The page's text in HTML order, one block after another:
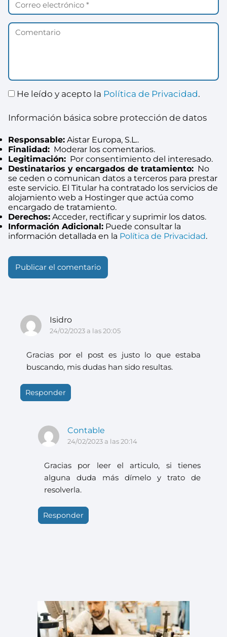
Isidro
24/02/2023 a las 20:05
Gracias por el post es justo lo que estaba
buscando, mis dudas han sido resultas.
Responder
Contable
24/02/2023 a las 20:14
Gracias por leer el articulo, si tienes
alguna duda más dímelo y trato de
resolverla.
Responder
He leído y acepto la Política de Privacidad.
Información básica sobre protección de datos
Responsable: Aistar Europa, S.L..
Finalidad: Moderar los comentarios.
Legitimación: Por consentimiento del interesado.
Destinatarios y encargados de tratamiento: No
se ceden o comunican datos a terceros para prestar
este servicio. El Titular ha contratado los servicios de
alojamiento web a Hostinger que actúa como
encargado de tratamiento.
Derechos: Acceder, rectificar y suprimir los datos.
Información Adicional: Puede consultar la
información detallada en la Política de Privacidad.